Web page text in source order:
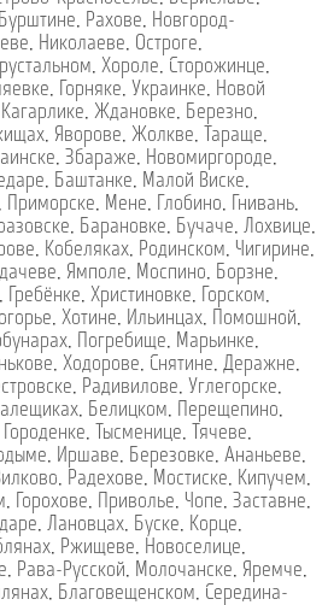
Бурштине, Рахове, Новгород-
, Николаеве, Остроге,
, Хороле, Сторожинце,
, Горняке, Украинке, Новой
Кагарлике, Ждановке, Березно,
, Яворове, Жолкве, Тараще,
, Збараже, Новомиргороде,
, Баштанке, Малой Виске,
, Приморске, Мене, Глобино, Гнивань,
, Барановке, Бучаче, Лохвице,
, Кобеляках, Родинском, Чигирине,
, Ямполе, Моспино, Борзне,
, Гребёнке, Христиновке, Горском,
, Хотине, Ильинцах, Помошной,
, Погребище, Марьинке,
, Ходорове, Снятине, Деражне,
, Радивилове, Углегорске,
, Белицком, Перещепино,
Городенке, Тысменице, Тячеве,
, Иршаве, Березовке, Ананьеве,
, Радехове, Мостиске, Кипучем,
, Горохове, Приволье, Чопе, Заставне,
, Лановцах, Буске, Корце,
, Ржищеве, Новоселице,
, Рава-Русской, Молочанске, Яремче,
, Благовещенском, Середина-